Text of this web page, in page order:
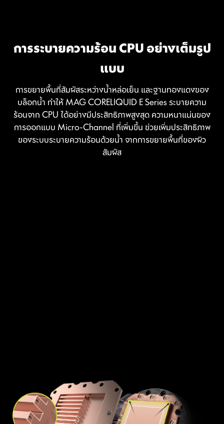
การระบายความร้อน CPU อย่างเต็มรูป
แบบ
การขยายพื้นที่สัมผัสระหว่างน้ำหล่อเย็น และฐานทองแดงของ
บล็อกน้ำ ทำให้ MAG CORELIQUID E Series ระบายความ
ร้อนจาก CPU ได้อย่างมีประสิทธิภาพสูงสุด ความหนาแน่นของ
การออกแบบ Micro-Channel ที่เพิ่มขึ้น ช่วยเพิ่มประสิทธิภาพ
ของระบบระบายความร้อนด้วยน้ำ จากการขยายพื้นที่ของผิว
สัมผัส